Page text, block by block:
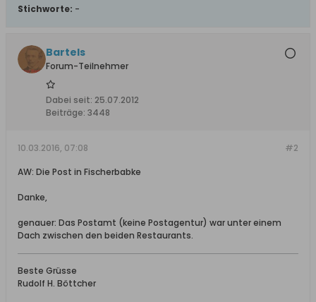
Stichworte: -
Bartels
Forum-Teilnehmer
Dabei seit: 25.07.2012
Beiträge: 3448
#2
10.03.2016, 07:08
AW: Die Post in Fischerbabke
Danke,
genauer: Das Postamt (keine Postagentur) war unter einem
Dach zwischen den beiden Restaurants.
Beste Grüsse
Rudolf H. Böttcher